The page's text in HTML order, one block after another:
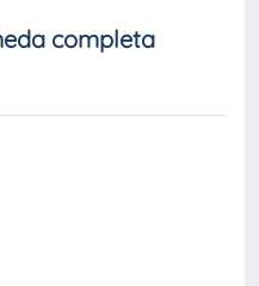
completa